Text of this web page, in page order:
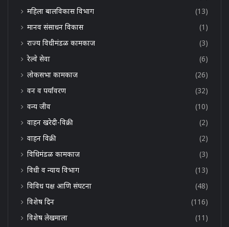
महिला बालविकास विभाग
(13)
मानव संसाधन विकास
(1)
राज्य विधीमंडळ कामकाज
(3)
रेल्वे सेवा
(6)
लोकसभा कामकाज
(26)
वन व पर्यावरण
(32)
वन्य जीव
(10)
वाहन खरेदी-विक्री
(2)
वाहन विक्री
(2)
विधिमंडळ कामकाज
(3)
विधी व न्याय विभाग
(13)
विविध पक्ष आणि संघटना
(48)
विशेष दिन
(116)
विशेष लेखमाला
(11)